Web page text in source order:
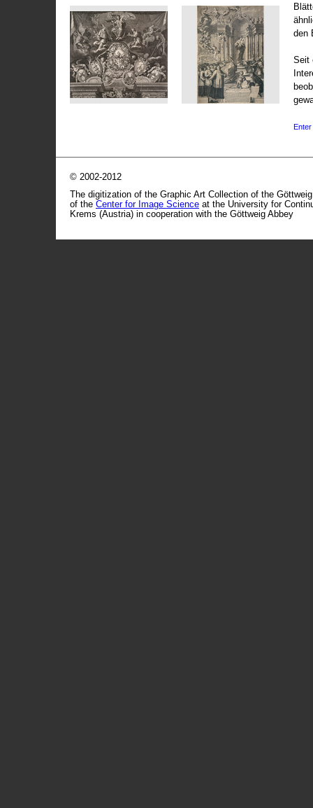
den
Seit
© 2002-2012
The digitization of the Graphic Art Collection of the
of the Center for Image Science at the University for
Krems (Austria) in cooperation with the Göttweig Abbey